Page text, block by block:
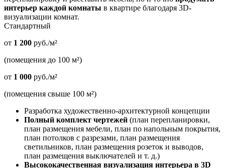
интерьер каждой комнаты в квартире благодаря 3D-
визуализации комнат.
Стандартный
от 1 200 руб./м²
(помещения до 100 м²)
от 1 000 руб./м²
(помещения свыше 100 м²)
Разработка художественно-архитектурной концепции
Полный комплект чертежей (план перепланировки,
план размещения мебели, план по напольным покрытия,
план потолков с разрезами, план размещения
светильников, план размещения розеток и выводов,
план размещения выключателей и т. д.)
Высококачественная визуализация интерьера в 3D